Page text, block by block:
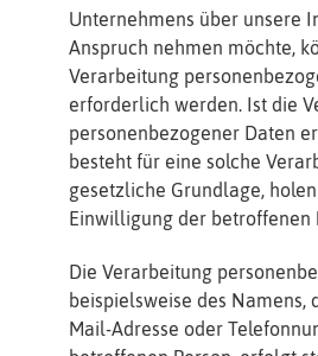
Unternehmens über unsere
Anspruch nehmen möchte,
Verarbeitung
erforderlich werden. Ist die
personenbezogener Daten
besteht für eine solche
gesetzliche Grundlage,
Einwilligung der betroffenen
Die Verarbeitung
beispielsweise des Namens,
Mail-Adresse oder